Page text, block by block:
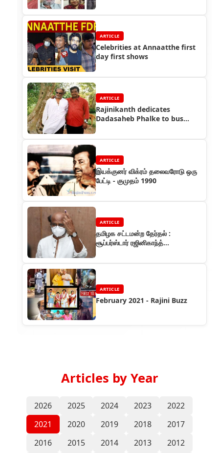
ARTICLE
Celebrities at Annaatthe first
day first shows
ARTICLE
Rajinikanth dedicates
Dadasaheb Phalke to bus
he?
ARTICLE
இயக்குனர் விக்ரம் தலைவரோடு ஒரு
பேட்டி - குமுதம் 1990
ARTICLE
தமிழக சட்டமன்ற தேர்தல் :
சூப்பர்ஸ்டார் ரஜினிகாந்த்
ARTICLE
February 2021 - Rajini Buzz
Articles by Year
2026 2025 2024 2023
2022
2021
2020 2019 2018
2017
2016
2015 2014 2013
2012